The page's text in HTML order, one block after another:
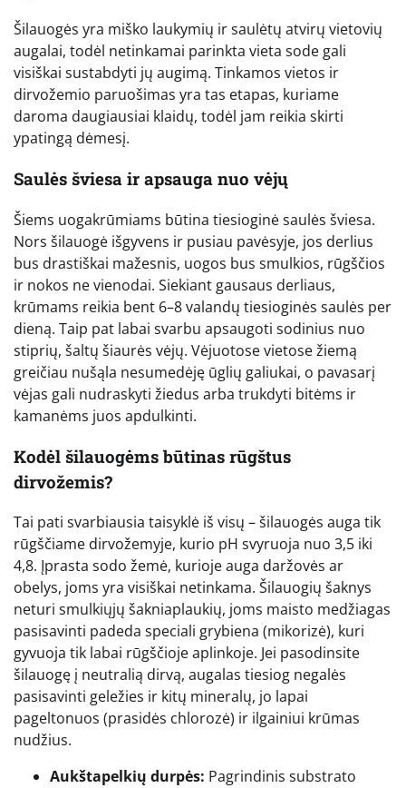
Šilauogės yra miško laukymių ir saulėtų atvirų vietovių
augalai, todėl netinkamai parinkta vieta sode gali
visiškai sustabdyti jų augimą. Tinkamos vietos ir
dirvožemio paruošimas yra tas etapas, kuriame
daroma daugiausiai klaidų, todėl jam reikia skirti
ypatingą dėmesį.
Saulės šviesa ir apsauga nuo vėjų
Šiems uogakrūmiams būtina tiesioginė saulės šviesa.
Nors šilauogė išgyvens ir pusiau pavėsyje, jos derlius
bus drastiškai mažesnis, uogos bus smulkios, rūgščios
ir nokos ne vienodai. Siekiant gausaus derliaus,
krūmams reikia bent 6–8 valandų tiesioginės saulės per
dieną. Taip pat labai svarbu apsaugoti sodinius nuo
stiprių, šaltų šiaurės vėjų. Vėjuotose vietose žiemą
greičiau nušąla nesumedėję ūglių galiukai, o pavasarį
vėjas gali nudraskyti žiedus arba trukdyti bitėms ir
kamanėms juos apdulkinti.
Kodėl šilauogėms būtinas rūgštus
dirvožemis?
Tai pati svarbiausia taisyklė iš visų – šilauogės auga tik
rūgščiame dirvožemyje, kurio pH svyruoja nuo 3,5 iki
4,8. Įprasta sodo žemė, kurioje auga daržovės ar
obelys, joms yra visiškai netinkama. Šilauogių šaknys
neturi smulkiųjų šakniaplaukių, joms maisto medžiagas
pasisavinti padeda speciali grybiena (mikorizė), kuri
gyvuoja tik labai rūgščioje aplinkoje. Jei pasodinsite
šilauogę į neutralią dirvą, augalas tiesiog negalės
pasisavinti geležies ir kitų mineralų, jo lapai
pageltonuos (prasidės chlorozė) ir ilgainiui krūmas
nudžius.
Aukštapelkių durpės: Pagrindinis substrato